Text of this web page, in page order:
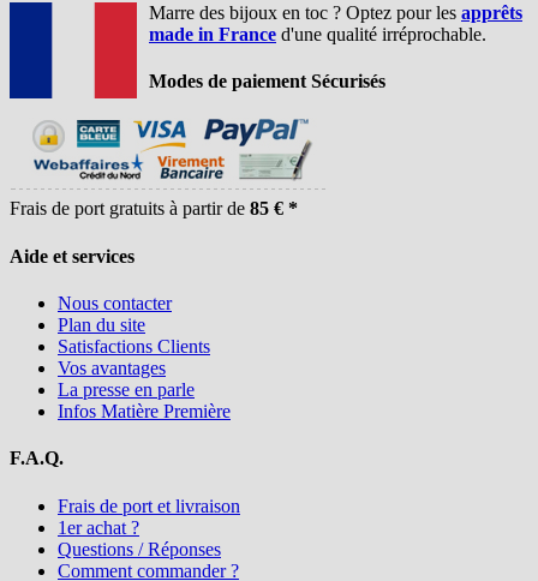
Marre des bijoux en toc ? Optez pour les apprêts
made in France d'une qualité irréprochable.
Modes de paiement Sécurisés
Frais de port gratuits à partir de 85 € *
Aide et services
Nous contacter
Plan du site
Satisfactions Clients
Vos avantages
La presse en parle
Infos Matière Première
F.A.Q.
Frais de port et livraison
1er achat ?
Questions / Réponses
Comment commander ?